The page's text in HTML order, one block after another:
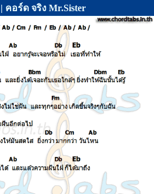
คอร์ด จริง Mr.Sister